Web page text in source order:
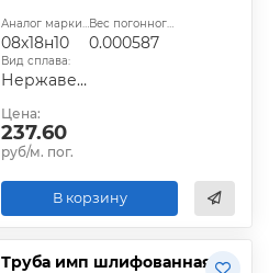
Аналог марки стали:
08х18н10
Вес погонного метра, т.:
0.000587
Вид сплава:
Нержавеющий
Цена:
237.60
руб/м. пог.
В корзину
Труба имп шлифованная